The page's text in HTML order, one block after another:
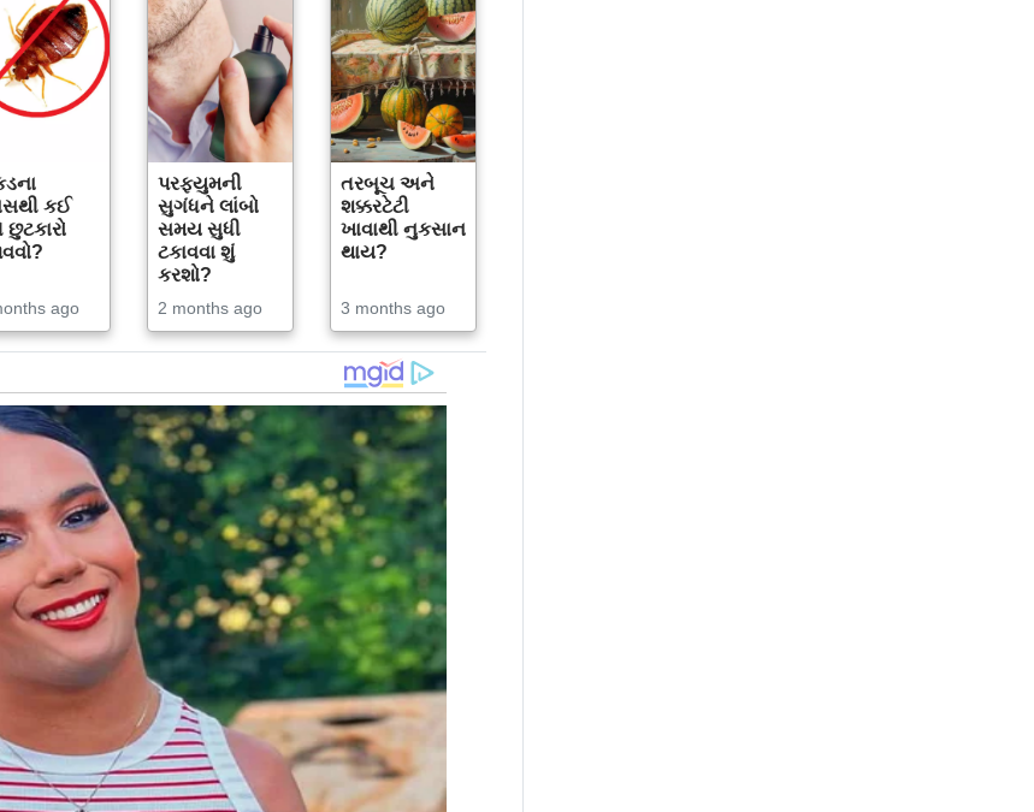
કઈ
છુટકારો
ago
પરફ્યુમની
સુગંધને લાંબો
સમય સુધી
ટકાવવા શું
કરશો?
2 months ago
તરબૂચ અને
શક્કરટેટી
ખાવાથી નુકસાન
થાય?
3 months ago